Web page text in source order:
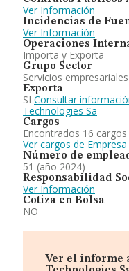
electrónicos para
empresas en el
retroceso. Ha
de su sector
Ver Información
Incidencias de
Ver Información
Operaciones
Importa y Exporta
Grupo Sector
Servicios empresariales
Exporta
SI Consultar
Technologies Sa
Cargos
Encontrados 16
Ver cargos de Empresa
Número de
51 (año 2024)
Responsabilidad
Ver Información
Cotiza en Bolsa
NO
Ver el informe